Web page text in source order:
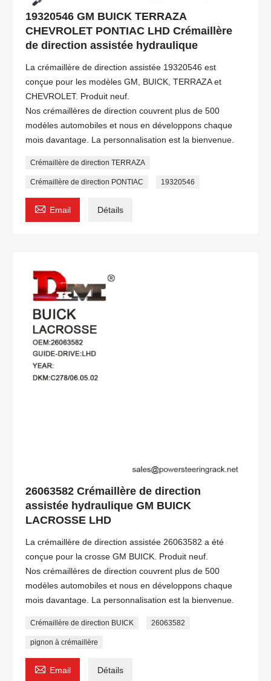
19320546 GM BUICK TERRAZA
CHEVROLET PONTIAC LHD Crémaillère
de direction assistée hydraulique
La crémaillère de direction assistée 19320546 est
conçue pour les modèles GM, BUICK, TERRAZA et
CHEVROLET. Produit neuf.
Nos crémaillères de direction couvrent plus de 500
modèles automobiles et nous en développons chaque
mois davantage. La personnalisation est la bienvenue.
Crémaillère de direction TERRAZA
Crémaillère de direction PONTIAC 19320546
 Email Détails
26063582 Crémaillère de direction
assistée hydraulique GM BUICK
LACROSSE LHD
La crémaillère de direction assistée 26063582 a été
conçue pour la crosse GM BUICK. Produit neuf.
Nos crémaillères de direction couvrent plus de 500
modèles automobiles et nous en développons chaque
mois davantage. La personnalisation est la bienvenue.
Crémaillère de direction BUICK 26063582
pignon à crémaillère
 Email Détails